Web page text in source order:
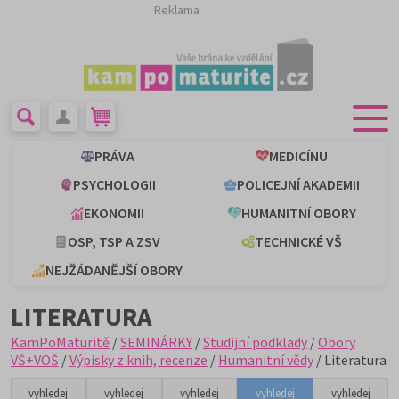
Reklama
PRÁVA
MEDICÍNU
PSYCHOLOGII
POLICEJNÍ AKADEMII
EKONOMII
HUMANITNÍ OBORY
OSP, TSP A ZSV
TECHNICKÉ VŠ
NEJŽÁDANĚJŠÍ OBORY
LITERATURA
KamPoMaturitě /SEMINÁRKY /Studijní podklady /Obory
VŠ+VOŠ /Výpisky z knih, recenze / Humanitní vědy / Literatura
vyhledej
vyhledej
vyhledej
vyhledej
vyhledej